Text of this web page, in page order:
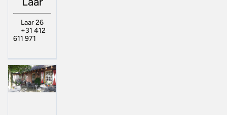
Laar 26
+31 412
611 971